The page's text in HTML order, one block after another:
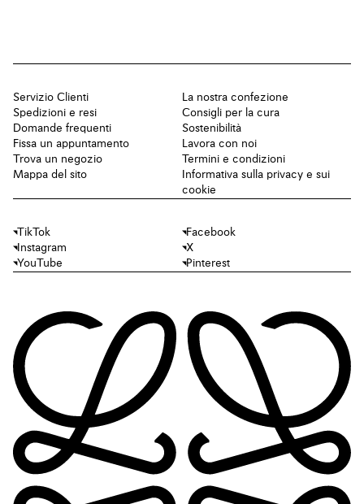
Servizio Clienti
Spedizioni e resi
Domande frequenti
Fissa un appuntamento
Trova un negozio
Mappa del sito
La nostra confezione
Consigli per la cura
Sostenibilità
Lavora con noi
Termini e condizioni
Informativa sulla privacy e sui
cookie
TikTok
Facebook
Instagram
X
YouTube
Pinterest